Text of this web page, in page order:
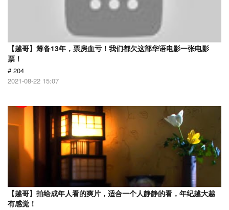
【越哥】筹备13年，票房血亏！我们都欠这部华语电影一张电影
票！
# 204
2021-08-22 15:07
【越哥】拍给成年人看的爽片，适合一个人静静的看，年纪越大越
有感觉！